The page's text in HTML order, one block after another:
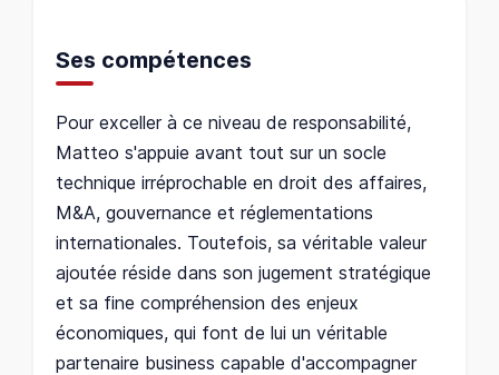
Ses compétences
Pour exceller à ce niveau de responsabilité,
Matteo s'appuie avant tout sur un socle
technique irréprochable en droit des affaires,
M&A, gouvernance et réglementations
internationales. Toutefois, sa véritable valeur
ajoutée réside dans son jugement stratégique
et sa fine compréhension des enjeux
économiques, qui font de lui un véritable
partenaire business capable d'accompagner